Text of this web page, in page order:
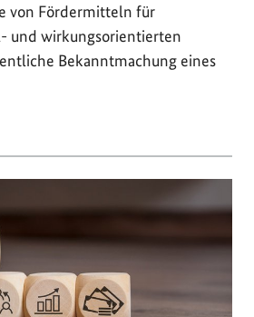
von Fördermitteln für
und wirkungsorientierten
Bekanntmachung eines